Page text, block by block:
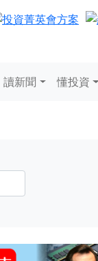
讀新聞 懂投資